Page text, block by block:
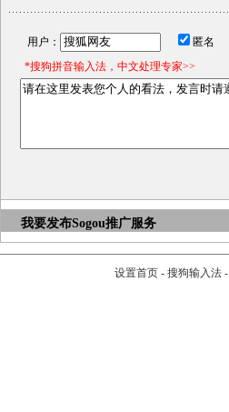
用户： 匿名
*搜狗拼音输入法，中文处理专家>>
我要发布Sogou推广服务
设置首页- 搜狗输入法-